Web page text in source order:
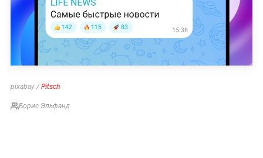
pixabay / Pitsch
Борис Эльфанд